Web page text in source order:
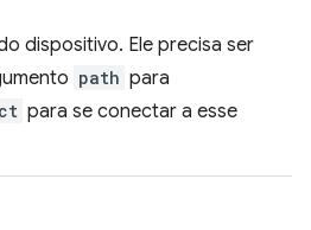
dispositivo. Ele precisa ser
path para
para se conectar a esse